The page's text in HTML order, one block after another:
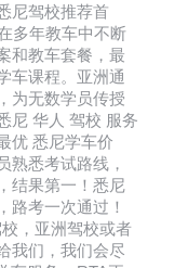
尼驾校推荐首
多年教车中不断
和教车套餐，最
车课程。亚洲通
为无数学员传授
尼 华人 驾校 服务
优 悉尼学车价
熟悉考试路线，
结果第一！悉尼
路考一次通过！
，亚洲驾校或者
我们，我们会尽